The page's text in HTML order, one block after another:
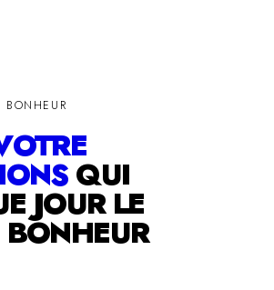
BONHEUR
QUI
JOUR LE